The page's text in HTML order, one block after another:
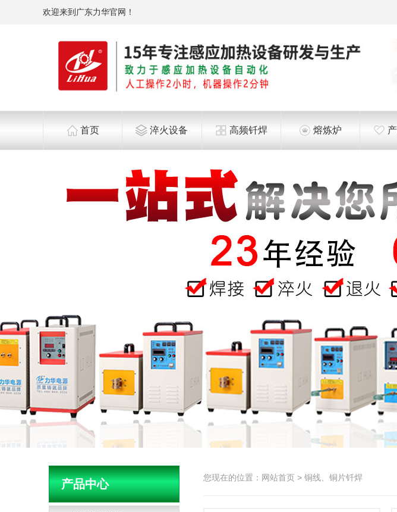
欢迎来到广东力华官网！
首页 淬火设备 高频钎焊 熔炼炉
产品中心 您现在的位置： 网站首页 > 铜线、铜片钎焊